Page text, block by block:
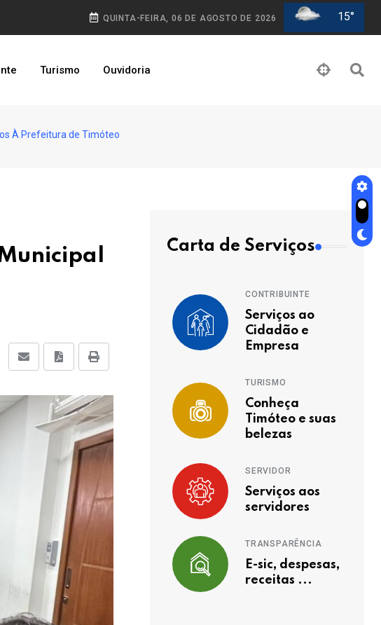
QUINTA-FEIRA, 06 DE AGOSTO DE 2026 15°
Turismo Ouvidoria
À Prefeitura de Timóteo
Carta de Serviços
CONTRIBUINTE
Serviços ao
Cidadão e
Empresa
TURISMO
Conheça
Timóteo e suas
belezas
SERVIDOR
Serviços aos
servidores
TRANSPARÊNCIA
E-sic, despesas,
receitas ...